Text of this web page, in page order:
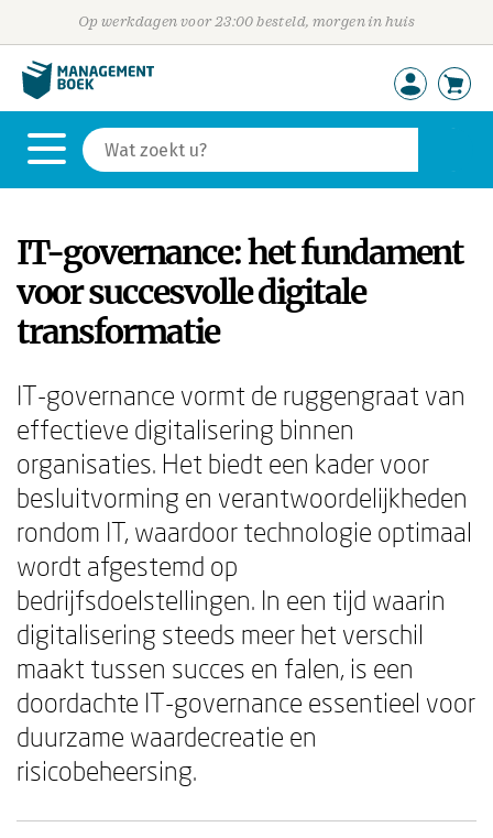
Op werkdagen voor 23:00 besteld, morgen in huis
IT-governance: het fundament
voor succesvolle digitale
transformatie
IT-governance vormt de ruggengraat van
effectieve digitalisering binnen
organisaties. Het biedt een kader voor
besluitvorming en verantwoordelijkheden
rondom IT, waardoor technologie optimaal
wordt afgestemd op
bedrijfsdoelstellingen. In een tijd waarin
digitalisering steeds meer het verschil
maakt tussen succes en falen, is een
doordachte IT-governance essentieel voor
duurzame waardecreatie en
risicobeheersing.